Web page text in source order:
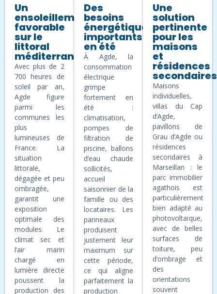
Un
ensoleillement
favorable
sur le
littoral
méditerranéen
Avec plus de 2
700 heures de
soleil par an,
Agde figure
parmi les
communes les
plus
lumineuses de
France. La
situation
littorale,
dégagée et peu
ombragée,
garantit une
exposition
optimale des
modules. Le
climat sec et
l’air marin
chargé en
lumière directe
poussent la
production des
Des
besoins
énergétiques
importants
en été
À Agde, la
consommation
électrique
grimpe
fortement en
été :
climatisation,
pompes de
filtration de
piscine, ballons
d’eau chaude
sollicités,
accueil
saisonnier de la
famille ou des
locataires. Les
panneaux
produisent
justement leur
maximum sur
cette période,
ce qui aligne
parfaitement la
production
Une
solution
pertinente
pour les
maisons
et
résidences
secondaires
Maisons
individuelles,
villas du Cap
d’Agde,
pavillons de
Grau d’Agde ou
résidences
secondaires à
Marseillan : le
parc immobilier
agathois est
particulièrement
bien adapté au
photovoltaïque,
avec de belles
surfaces de
toiture, peu
d’ombrage et
des
orientations
souvent